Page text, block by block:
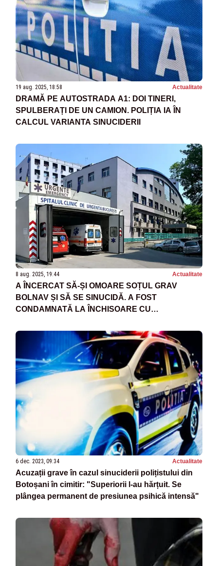
19 aug. 2025, 18:58 Actualitate
DRAMĂ PE AUTOSTRADA A1: DOI TINERI,
SPULBERAȚI DE UN CAMION. POLIȚIA IA ÎN
CALCUL VARIANTA SINUCIDERII
8 aug. 2025, 19:44 Actualitate
A ÎNCERCAT SĂ-ȘI OMOARE SOȚUL GRAV
BOLNAV ȘI SĂ SE SINUCIDĂ. A FOST
CONDAMNATĂ LA ÎNCHISOARE CU
6 dec. 2023, 09:34 Actualitate
Acuzații grave în cazul sinuciderii polițistului din
Botoșani în cimitir: "Superiorii l-au hărțuit. Se
plângea permanent de presiunea psihică intensă"